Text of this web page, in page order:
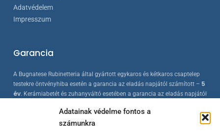
Adatainak védelme fontos a
számunkra
Adatvédelem
Impresszum
Garancia
A Bugnatese Rubinetteria által gyártott egykaros és kétkaros csaptelep
testekre öntvényhiba esetén a garancia az eladás napjától számított – 5
év. Kerámiabetét és zuhanyváltó esetében a garancia az eladás napjától
szabványokkal összhangban készülnek, folyamatos minőség-ellenőrzés